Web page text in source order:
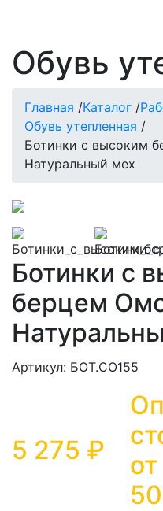
Обувь
Главная /Каталог /
Обувь утепленная /
Ботинки с высоким
Натуральный мех
Ботинки с
берцем
Артикул: БОТ.СО155
5 275 ₽
от